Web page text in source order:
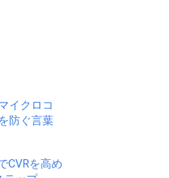
イクロコ
防ぐ言葉
CVRを高め